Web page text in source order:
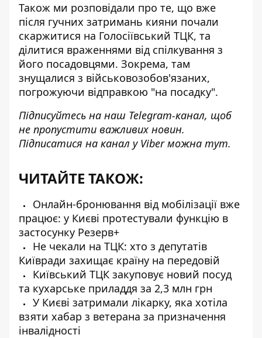
Також ми розповідали про те, що вже
після гучних затримань кияни почали
скаржитися на Голосіївський ТЦК, та
ділитися враженнями від спілкування з
його посадовцями. Зокрема, там
знущалися з військовозобов'язаних,
погрожуючи відправкою "на посадку".
Підписуйтесь на наш Telegram-канал, щоб
не пропустити важливих новин.
Підписатися на канал у Viber можна тут.
ЧИТАЙТЕ ТАКОЖ:
Онлайн-бронювання від мобілізації вже
працює: у Києві протестували функцію в
застосунку Резерв+
Не чекали на ТЦК: хто з депутатів
Київради захищає країну на передовій
Київський ТЦК закуповує новий посуд
та кухарське приладдя за 2,3 млн грн
У Києві затримали лікарку, яка хотіла
взяти хабар з ветерана за призначення
інвалідності